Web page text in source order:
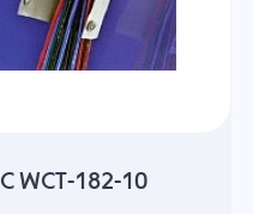
WCT-182-10